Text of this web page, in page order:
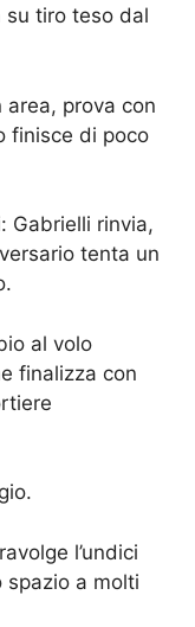
su tiro teso dal
area, prova con
finisce di poco
Gabrielli rinvia,
tenta un
al volo
finalizza con
l’undici
spazio a molti